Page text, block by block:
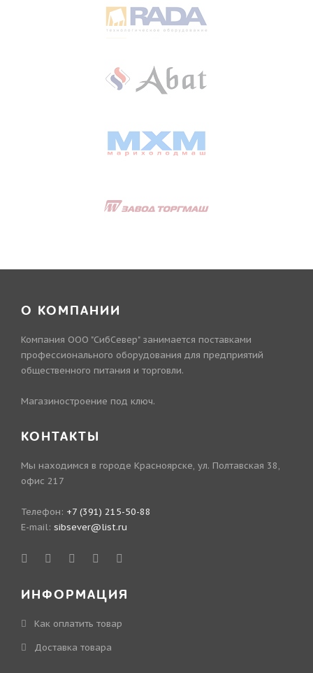
О КОМПАНИИ
Компания ООО "СибСевер" занимается поставками
профессионального оборудования для предприятий
общественного питания и торговли.
Магазиностроение под ключ.
КОНТАКТЫ
Мы находимся в городе Красноярске, ул. Полтавская 38,
офис 217
Телефон: +7 (391) 215-50-88
E-mail: sibsever@list.ru
ИНФОРМАЦИЯ
Как оплатить товар
Доставка товара